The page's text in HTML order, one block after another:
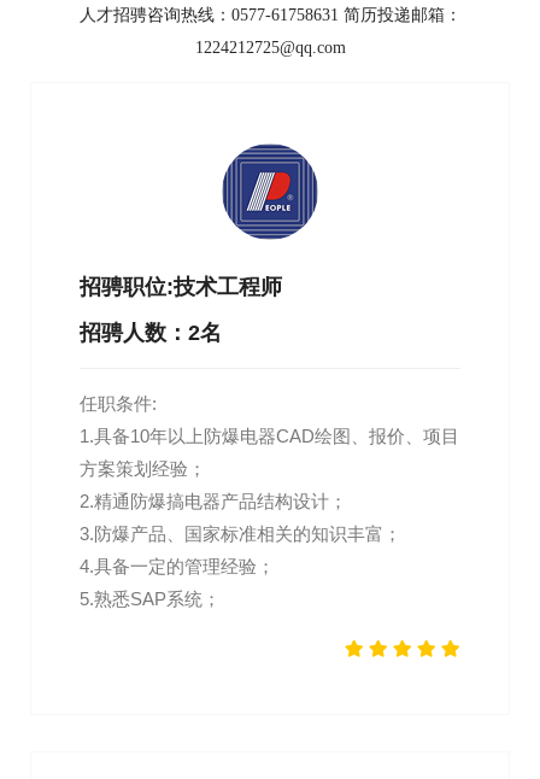
人才招骋咨询热线：0577-61758631 简历投递邮箱：
1224212725@qq.com
招骋职位:技术工程师
招骋人数：2名
任职条件:
1.具备10年以上防爆电器CAD绘图、报价、项目
方案策划经验；
2.精通防爆搞电器产品结构设计；
3.防爆产品、国家标准相关的知识丰富；
4.具备一定的管理经验；
5.熟悉SAP系统；